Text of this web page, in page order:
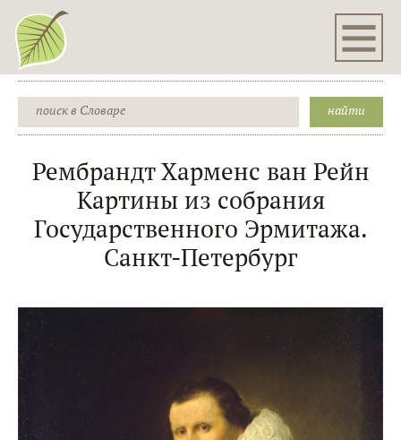
Рембрандт Харменс ван Рейн
Картины из собрания
Государственного Эрмитажа.
Санкт-Петербург